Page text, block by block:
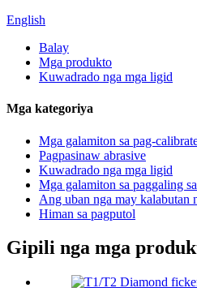
English
Balay
Mga produkto
Kuwadrado nga mga ligid
Mga kategoriya
Mga galamiton sa pag-
Pagpasinaw abrasive
Kuwadrado nga mga ligid
Mga galamiton sa paggaling
Ang uban nga may kalabutan
Himan sa pagputol
Gipili nga mga